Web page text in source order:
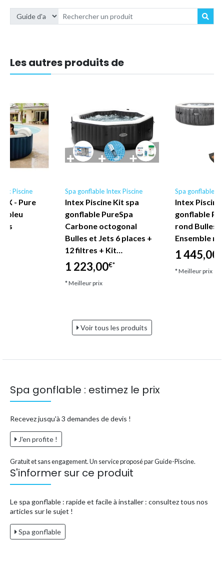
Les autres produits de
Piscine
- Pure
bleu
Spa gonflable Intex Piscine
Intex Piscine Kit spa
gonflable PureSpa
Carbone octogonal
Bulles et Jets 6 places +
12 filtres + Kit…
1 223,00€*
* Meilleur prix
Spa gonflable
Intex Piscine
gonflable
rond Bulles
Ensemble
1 445,00
* Meilleur prix
Voir tous les produits
Spa gonflable : estimez le prix
Recevez jusqu'à 3 demandes de devis !
J'en profite !
Gratuit et sans engagement. Un service proposé par Guide-Piscine.
S'informer sur ce produit
Le spa gonflable : rapide et facile à installer : consultez tous nos
articles sur le sujet !
Spa gonflable